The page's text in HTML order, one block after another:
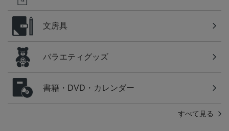
文房具
バラエティグッズ
書籍・DVD・カレンダー
すべて見る